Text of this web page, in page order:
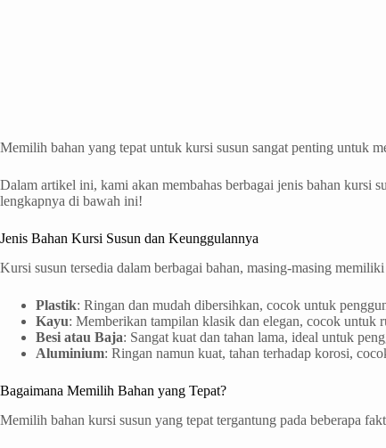
Memilih bahan yang tepat untuk kursi susun sangat penting untuk
Dalam artikel ini, kami akan membahas berbagai jenis bahan kursi
lengkapnya di bawah ini!
Jenis Bahan Kursi Susun dan Keunggulannya
Kursi susun tersedia dalam berbagai bahan, masing-masing
Plastik: Ringan dan mudah dibersihkan, cocok untuk
Kayu: Memberikan tampilan klasik dan elegan, cocok untuk
Besi atau Baja: Sangat kuat dan tahan lama, ideal untuk
Aluminium: Ringan namun kuat, tahan terhadap korosi,
Bagaimana Memilih Bahan yang Tepat?
Memilih bahan kursi susun yang tepat tergantung pada beberapa